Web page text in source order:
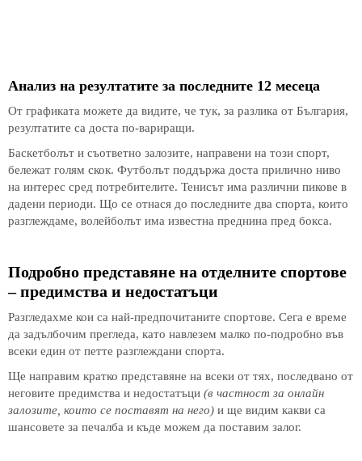
Анализ на резултатите за последните 12 месеца
От графиката можете да видите, че тук, за разлика от България,
резултатите са доста по-вариращи.
Баскетболът и съответно залозите, направени на този спорт,
бележат голям скок. Футболът поддържа доста прилично ниво
на интерес сред потребителите. Тенисът има различни пикове в
дадени периоди. Що се отнася до последните два спорта, които
разглеждаме, волейболът има известна преднина пред бокса.
Подробно представяне на отделните спортове
– предимства и недостатъци
Разгледахме кои са най-предпочитаните спортове. Сега е време
да задълбочим прегледа, като навлезем малко по-подробно във
всеки един от петте разглеждани спорта.
Ще направим кратко представяне на всеки от тях, последвано от
неговите предимства и недостатъци (в частност за онлайн
залозите, които се поставят на него) и ще видим какви са
шансовете за печалба и къде можем да поставим залог.